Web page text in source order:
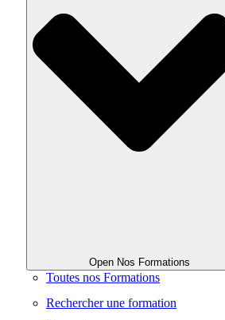
Open Nos Formations
Toutes nos Formations
Rechercher une formation